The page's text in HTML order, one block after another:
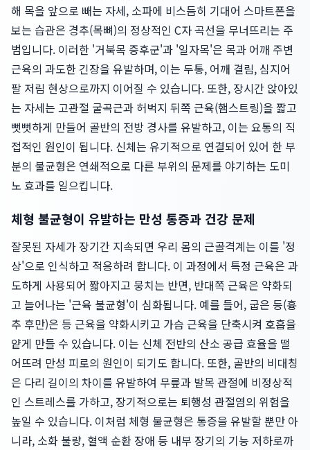
해 목을 앞으로 빼는 자세, 소파에 비스듬히 기대어 스마트폰을
보는 습관은 경추(목뼈)의 정상적인 C자 곡선을 무너뜨리는 주
범입니다. 이러한 '거북목 증후군'과 '일자목'은 목과 어깨 주변
근육의 과도한 긴장을 유발하며, 이는 두통, 어깨 결림, 심지어
팔 저림 현상으로까지 이어질 수 있습니다. 또한, 장시간 앉아있
는 자세는 고관절 굴곡근과 허벅지 뒤쪽 근육(햄스트링)을 짧고
뻣뻣하게 만들어 골반의 전방 경사를 유발하고, 이는 요통의 직
접적인 원인이 됩니다. 신체는 유기적으로 연결되어 있어 한 부
분의 불균형은 연쇄적으로 다른 부위의 문제를 야기하는 도미
노 효과를 일으킵니다.
체형 불균형이 유발하는 만성 통증과 건강 문제
잘못된 자세가 장기간 지속되면 우리 몸의 근골격계는 이를 '정
상'으로 인식하고 적응하려 합니다. 이 과정에서 특정 근육은 과
도하게 사용되어 짧아지고 뭉치는 반면, 반대쪽 근육은 약화되
고 늘어나는 '근육 불균형'이 심화됩니다. 예를 들어, 굽은 등(흉
추 후만)은 등 근육을 약화시키고 가슴 근육을 단축시켜 호흡을
얕게 만들 수 있습니다. 이는 신체 전반의 산소 공급 효율을 떨
어뜨려 만성 피로의 원인이 되기도 합니다. 또한, 골반의 비대칭
은 다리 길이의 차이를 유발하여 무릎과 발목 관절에 비정상적
인 스트레스를 가하고, 장기적으로는 퇴행성 관절염의 위험을
높일 수 있습니다. 이처럼 체형 불균형은 통증을 유발할 뿐만 아
니라, 소화 불량, 혈액 순환 장애 등 내부 장기의 기능 저하로까